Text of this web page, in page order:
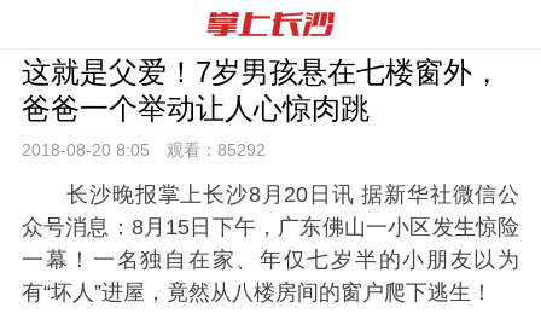
这就是父爱！7岁男孩悬在七楼窗外，
爸爸一个举动让人心惊肉跳
2018-08-20 8:05 观看： 85292
长沙晚报掌上长沙8月20日讯 据新华社微信公
众号消息：8月15日下午，广东佛山一小区发生惊险
一幕！一名独自在家、年仅七岁半的小朋友以为
有“坏人”进屋，竟然从八楼房间的窗户爬下逃生！